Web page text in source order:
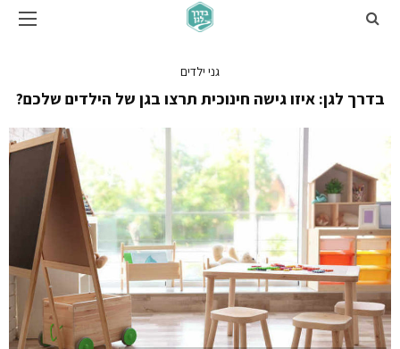
גני ילדים
בדרך לגן: איזו גישה חינוכית תרצו בגן של הילדים שלכם?